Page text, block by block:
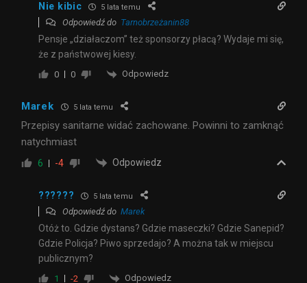
Nie kibic 5 lata temu
Odpowiedź do Tarnobrzeżanin88
Pensje „działaczom” też sponsorzy płacą? Wydaje mi się,
że z państwowej kiesy.
0 0 Odpowiedz
Marek 5 lata temu
Przepisy sanitarne widać zachowane. Powinni to zamknąć
natychmiast
6 -4 Odpowiedz
?????? 5 lata temu
Odpowiedź do Marek
Otóż to. Gdzie dystans? Gdzie maseczki? Gdzie Sanepid?
Gdzie Policja? Piwo sprzedajo? A można tak w miejscu
publicznym?
1 -2 Odpowiedz